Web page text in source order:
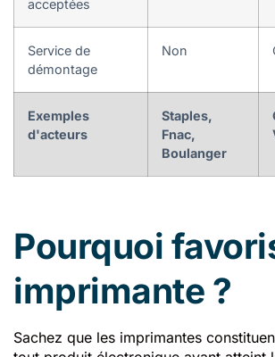
acceptées
Service de
démontage
Non
Exemples
d'acteurs
Staples,
Fnac,
Boulanger
Pourquoi
imprimante ?
Sachez que les imprimantes